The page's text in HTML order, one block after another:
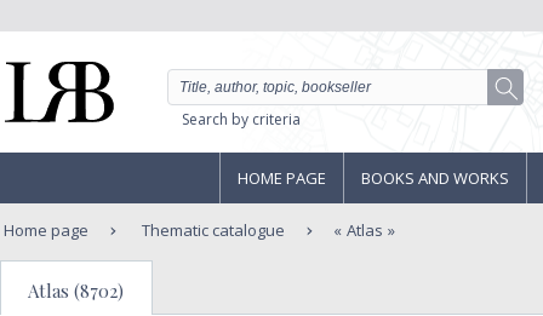
Search by criteria
HOME PAGE BOOKS AND WORKS
Home page Thematic catalogue Atlas
Atlas (8702)